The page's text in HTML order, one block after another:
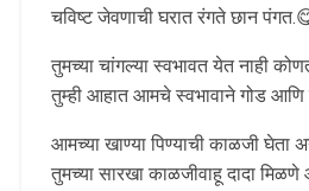
चविष्ट जेवणाची घरात रंगते छान
तुमच्या चांगल्या स्वभावत येत नाही
तुम्ही आहात आमचे स्वभावाने गोड आणि
आमच्या खाण्या पिण्याची काळजी घेता
तुमच्या सारखा काळजीवाहू दादा